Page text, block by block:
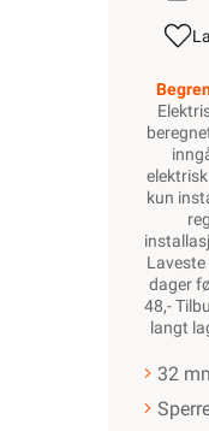
kun
dager
48,-
langt
32